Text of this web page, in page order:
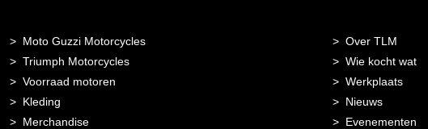
Moto Guzzi Motorcycles
Triumph Motorcycles
Voorraad motoren
Kleding
Merchandise
Over TLM
Wie kocht wat
Werkplaats
Nieuws
Evenementen